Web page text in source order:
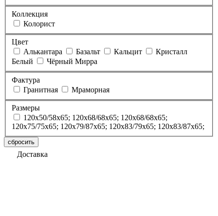
Коллекция
Колорист
Цвет
Алькантара
Базальт Кальцит
Кристалл
Белый
Чёрный Мирра
Фактура
Гранитная
Мраморная
Размеры
120х50/58х65; 120х68/68х65; 120х68/68х65;
120х75/75х65; 120х79/87х65; 120х83/79х65; 120х83/87х65;
сбросить
Доставка